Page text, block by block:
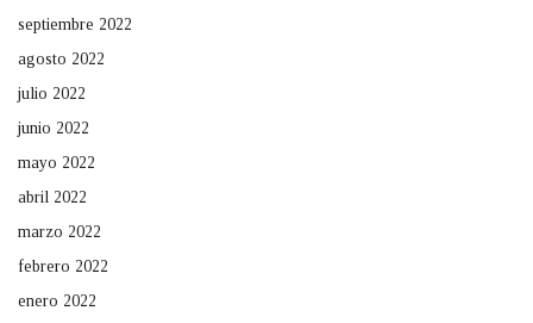
septiembre 2022
agosto 2022
julio 2022
junio 2022
mayo 2022
abril 2022
marzo 2022
febrero 2022
enero 2022